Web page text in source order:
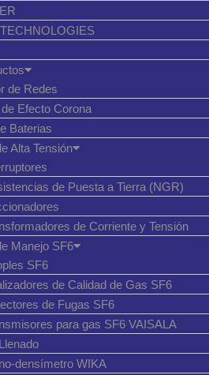
de Redes
Efecto Corona
Baterias
Alta Tensión
de Puesta a Tierra (NGR)
de Corriente y Tensión
Manejo SF6
SF6
de Calidad de Gas SF6
de Fugas SF6
para gas SF6 VAISALA
densímetro WIKA